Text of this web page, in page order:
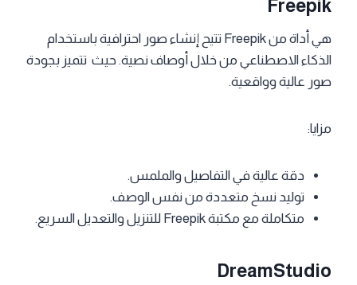
Freepik
هي أداة من Freepik تتيح إنشاء صور احترافية باستخدام
الذكاء الاصطناعي من خلال أوصاف نصية. حيث تتميز بجودة
صور عالية وواقعية.
مزايا:
دقة عالية في التفاصيل والملمس.
توليد نسخ متعددة من نفس الوصف.
متكاملة مع مكتبة Freepik للتنزيل والتعديل السريع.
DreamStudio